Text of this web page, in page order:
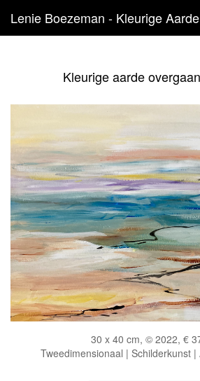
Kleurige aarde
30 x 40 cm, © 2022, €
Tweedimensionaal | Schilderkunst